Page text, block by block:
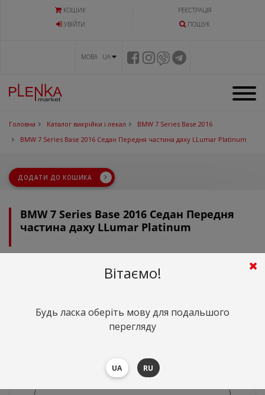
КОШИК
РЕЄСТРАЦІЯ
УВIЙТИ
ПОШУК
МОВА UA
Головна Каталог викрійки і лекал
BMW 7 Series Base 2016
BMW 7 Series Base 2016 Седан Передня частина даху LLumar Platinum
ДОДАТИ ДО КОШИКА
BMW 7 Series Base 2016 Седан Передня
частина даху LLumar Platinum
грн. ($24.99)
Вітаємо!
Будь ласка оберіть мову для подальшого
перегляду
UA RU